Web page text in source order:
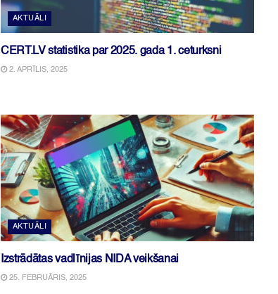
AKTUĀLI
CERT.LV statistika par 2025. gada 1. ceturksni
2. APRĪLIS, 2025
AKTUĀLI
Izstrādātas vadlīnijas NIDA veikšanai
25. FEBRUĀRIS, 2025